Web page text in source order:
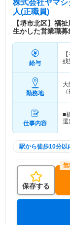
株式会社ヤマ
人(正職員)
【堺市北区】福
生かした営業職募
給与
残
例
勤務地
大
仕事内容
■
駅から徒歩10分以
保存する